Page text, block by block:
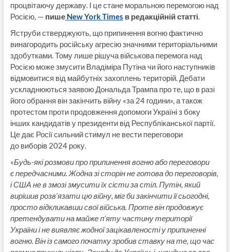
процвітаючу державу. І це стане моральною перемогою над
Росією, — пишеNew York Times в редакційній статті.
Яструби стверджують, що припинення вогню фактично
винагородить російську агресію значними територіальними
здобутками. Тому лише рішуча військова перемога над
Росією може змусити Владіміра Путіна чи його наступників
відмовитися від майбутніх захоплень територій. Дебати
ускладнюються заявою Дональда Трампа про те, що в разі
його обрання він закінчить війну «за 24 години», а також
протестом проти продовження допомоги Україні з боку
інших кандидатів у президенти від Республіканської партії.
Це дає Росії сильний стимул не вести переговори
до виборів 2024 року.
«Будь-які розмови про припинення вогню або переговори
є передчасними. Жодна зі сторін не готова до переговорів,
і США не в змозі змусити їх сісти за стіл. Путін, який
вирішив розв’язати цю війну, міг би закінчити її сьогодні,
просто відкликавши свої війська. Проте він продовжує
претендувати на майже п’яту частину території
України і не виявляє жодної зацікавленості у припиненні
вогню. Він із самого початку зробив ставку на те, що час